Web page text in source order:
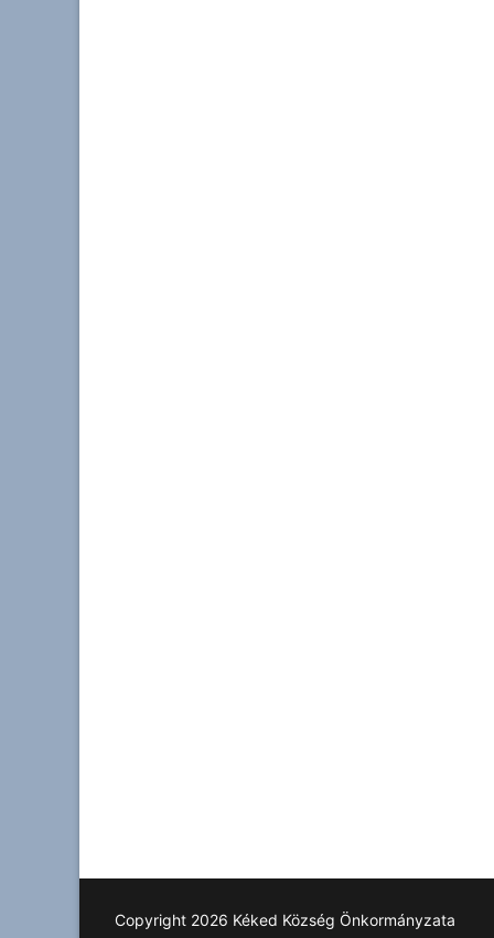
Copyright 2026 Kéked Község Önkormányzata